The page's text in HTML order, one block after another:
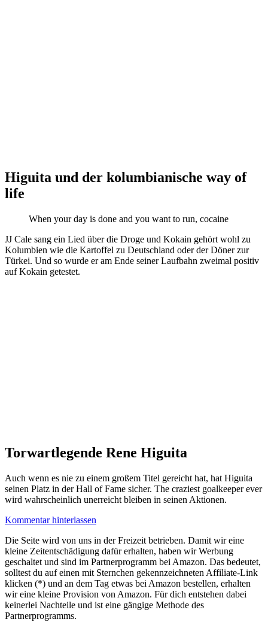
Higuita und der kolumbianische way of
life
When your day is done and you want to run, cocaine
JJ Cale sang ein Lied über die Droge und Kokain gehört wohl zu
Kolumbien wie die Kartoffel zu Deutschland oder der Döner zur
Türkei. Und so wurde er am Ende seiner Laufbahn zweimal positiv
auf Kokain getestet.
Torwartlegende Rene Higuita
Auch wenn es nie zu einem großem Titel gereicht hat, hat Higuita
seinen Platz in der Hall of Fame sicher. The craziest goalkeeper ever
wird wahrscheinlich unerreicht bleiben in seinen Aktionen.
Kommentar hinterlassen
Die Seite wird von uns in der Freizeit betrieben. Damit wir eine
kleine Zeitentschädigung dafür erhalten, haben wir Werbung
geschaltet und sind im Partnerprogramm bei Amazon. Das bedeutet,
solltest du auf einen mit Sternchen gekennzeichneten Affiliate-Link
klicken (*) und an dem Tag etwas bei Amazon bestellen, erhalten
wir eine kleine Provision von Amazon. Für dich entstehen dabei
keinerlei Nachteile und ist eine gängige Methode des
Partnerprogramms.